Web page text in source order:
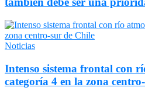
Noticias
Intenso sistema frontal con
categoría 4 en la zona